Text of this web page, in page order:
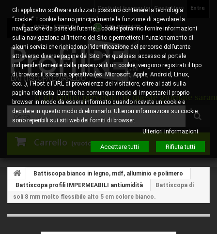
Entra
Contattaci
Costi del trasporto
0522 - 578310 345.8829473
Carrello (vuoto)
Tutti gli ordini pervenuti in queste giornate
Battiscopa bianco in legno, mdf, alluminio e polimero
Battiscopa profili IMPERMEABILI antiumidità
Battiscopa di
soli 8 mm molto flessibile alto 5 cm colore bianco.
Gli applicativi software utilizzati possono contenere la tecnologia
“cookie”. I cookie hanno principalmente la funzione di agevolare la
navigazione da parte dell’utente. I cookie potranno fornire informazioni
sulla navigazione all’interno del Sito e permettere il funzionamento di
alcuni servizi che richiedono l’identificazione del percorso dell’utente
attraverso diverse pagine del Sito. Per qualsiasi accesso al portale
indipendentemente dalla presenza di un cookie, vengono registrati il tipo
di browser il sistema operativo (es. Microsoft, Apple, Android, Linux,
ecc…), l’Host e l’URL di provenienza del visitatore, oltre ai dati sulla
pagina richiesta. L’utente ha comunque modo di impostare il proprio
browser in modo da essere informato quando ricevete un cookie e
decidere in questo modo di eliminarlo. Ulteriori informazioni sui cookie
sono reperibili sui siti web dei forniti di browser.
Ulteriori informazioni
Accettare tutti Rifiuta tutti